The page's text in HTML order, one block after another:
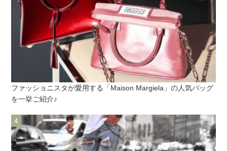
ファッショニスタが愛用する「Maison Margiela」の人気バッグ
を一挙ご紹介♪